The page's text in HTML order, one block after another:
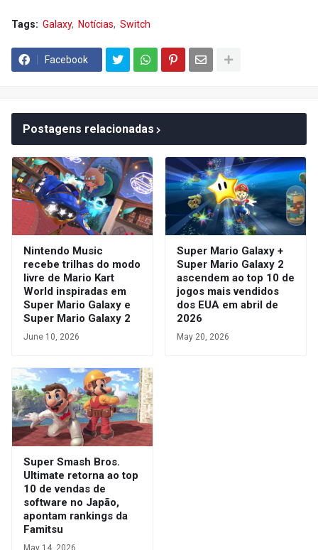
Tags: Galaxy Notícias Switch
Facebook
Postagens relacionadas
Nintendo Music
recebe trilhas do modo
livre de Mario Kart
World inspiradas em
Super Mario Galaxy e
Super Mario Galaxy 2
June 10, 2026
Super Mario Galaxy +
Super Mario Galaxy 2
ascendem ao top 10 de
jogos mais vendidos
dos EUA em abril de
2026
May 20, 2026
Super Smash Bros.
Ultimate retorna ao top
10 de vendas de
software no Japão,
apontam rankings da
Famitsu
May 14, 2026